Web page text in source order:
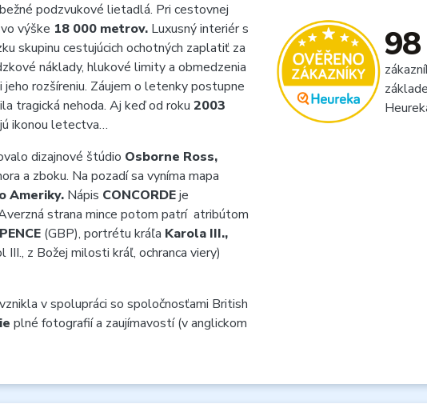
podzvukové lietadlá. Pri cestovnej
výške 18 000 metrov. Luxusný interiér s
skupinu cestujúcich ochotných zaplatiť za
náklady, hlukové limity a obmedzenia
rozšíreniu. Záujem o letenky postupne
tragická nehoda. Aj keď od roku 2003
ikonou letectva…
dizajnové štúdio Osborne Ross,
a zboku. Na pozadí sa vyníma mapa
Ameriky. Nápis CONCORDEje
strana mince potom patrí atribútom
(GBP), portrétu kráľa Karola III.,
III., z Božej milosti kráľ, ochranca viery)
v spolupráci so spoločnosťami British
plné fotografií a zaujímavostí (v anglickom